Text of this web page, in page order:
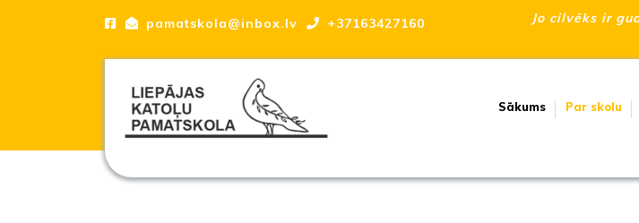
pamatskola@inbox.lv +37163427160
Jo cilvēks ir
Sākums Par skolu